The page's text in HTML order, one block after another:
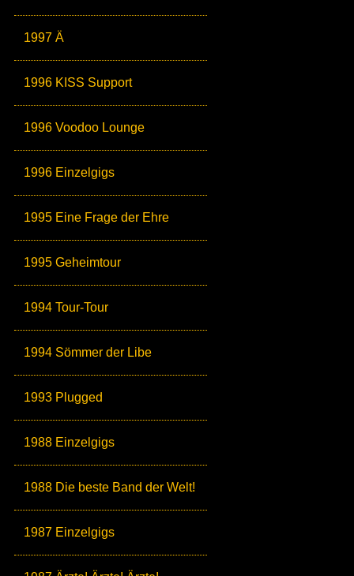
1997 Ä
1996 KISS Support
1996 Voodoo Lounge
1996 Einzelgigs
1995 Eine Frage der Ehre
1995 Geheimtour
1994 Tour-Tour
1994 Sömmer der Libe
1993 Plugged
1988 Einzelgigs
1988 Die beste Band der Welt!
1987 Einzelgigs